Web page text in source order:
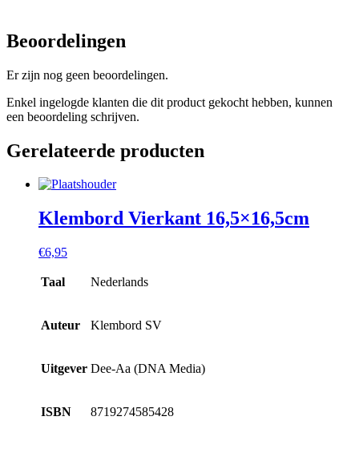
Beoordelingen
Er zijn nog geen beoordelingen.
Enkel ingelogde klanten die dit product gekocht hebben, kunnen
een beoordeling schrijven.
Gerelateerde producten
Klembord Vierkant 16,5×16,5cm
€6,95
Taal Nederlands
Auteur Klembord SV
Uitgever Dee-Aa (DNA Media)
ISBN 8719274585428